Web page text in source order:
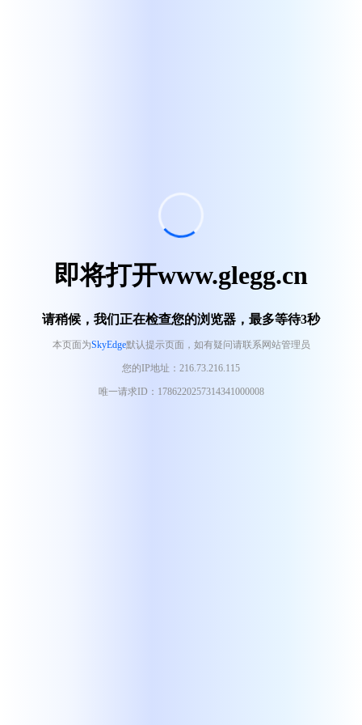
即将打开www.glegg.cn
请稍候，我们正在检查您的浏览器，最多等待3秒
本页面为SkyEdge默认提示页面，如有疑问请联系网站管理员
您的IP地址：216.73.216.115
唯一请求ID：1786220257314341000008